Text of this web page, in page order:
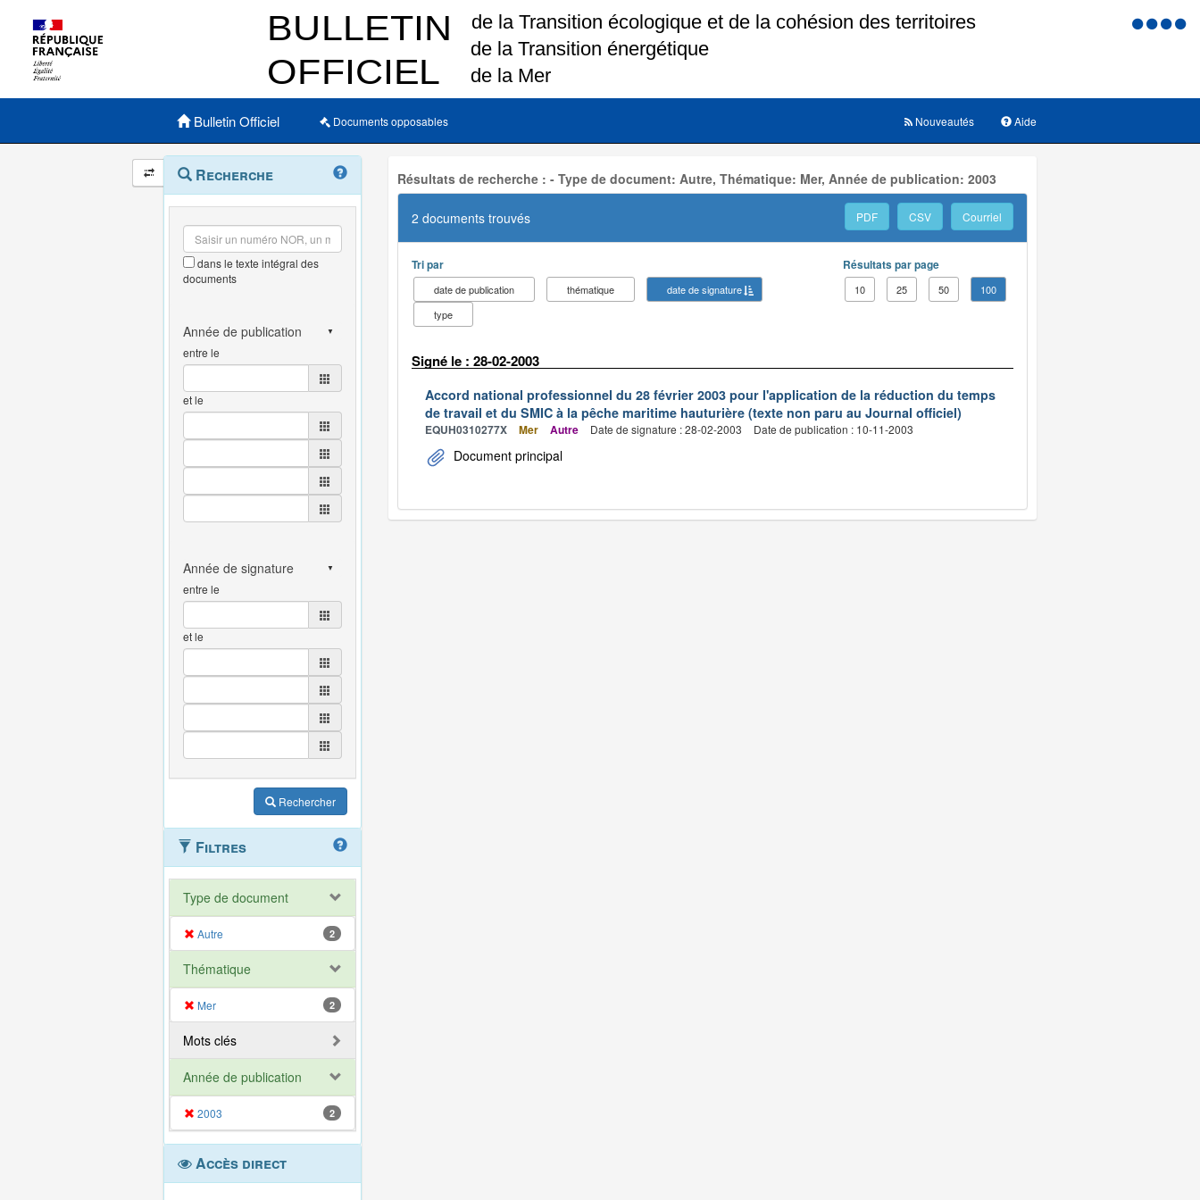
Menu
Menu principal
Bulletin Officiel Documents opposables Aide
Nouveautés
Navigation
et
outils
annexes
Menu
contextuel
Recherche
dans le texte intégral des
documents
entre le
et le
entre le
et le
Rechercher
Filtres
Type de document
Autre 2
Thématique
Mer 2
Mots clés
Année de publication
2003 2
Accès direct
Résultats de recherche : - Type de document: Autre, Thématique: Mer, Année de publication: 2003
2 documents trouvés PDF CSV Courriel
Tri par
date de publication thématique
date de signature
type
Résultats par page
10 25 50 100
Signé le : 28-02-2003
Accord national professionnel du 28 février 2003 pour l'application de la réduction du temps
de travail et du SMIC à la pêche maritime hauturière (texte non paru au Journal officiel)
EQUH0310277X Mer Autre Date de signature : 28-02-2003 Date de publication : 10-11-2003
Document principal